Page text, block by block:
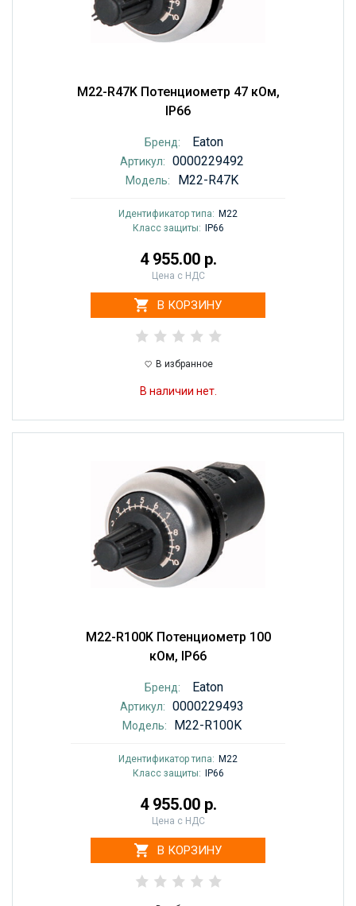
M22-R47K Потенциометр 47 кОм,
IP66
Бренд: Eaton
Артикул: 0000229492
Модель: M22-R47K
Идентификатор типа: M22
Класс защиты:
IP66
4 955.00 р.
Цена с НДС
В КОРЗИНУ
В избранное
В наличии нет.
M22-R100K Потенциометр 100
кОм, IP66
Бренд: Eaton
Артикул: 0000229493
Модель: M22-R100K
Идентификатор типа: M22
Класс защиты:
IP66
4 955.00 р.
Цена с НДС
В КОРЗИНУ